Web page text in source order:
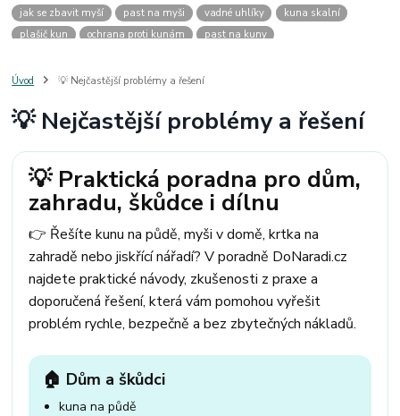
jak se zbavit myší
past na myši vadné uhlíky
kuna skalní
plašič kun
ochrana proti kunám
past na kuny
past na kunu
myši v domě odpuzovač myší
štěnice
štěnice v hotelu jak se zbavit kuny
kuna ve střeše
mravenci a mšice
uhlíky do nářadí
uhlíky do nařadí
uhlíky do vysavače
uhlíky do pračky uhlíky do
uhlíky parkside
uhlíky ferm uhlíky makita
uhlíkové kartáče
kde sehnat uhlíky
kde koupit uhlíky
Úvod 💡 Nejčastější problémy a řešení
💡 Nejčastější problémy a řešení
💡 Praktická poradna pro dům,
zahradu, škůdce i dílnu
👉 Řešíte kunu na půdě, myši v domě, krtka na
zahradě nebo jiskřící nářadí? V poradně DoNaradi.cz
najdete praktické návody, zkušenosti z praxe a
doporučená řešení, která vám pomohou vyřešit
problém rychle, bezpečně a bez zbytečných nákladů.
🏠 Dům a škůdci
kuna na půdě